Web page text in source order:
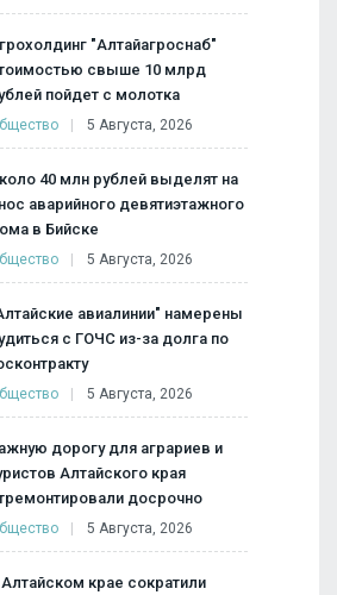
"Алтайагроснаб"
свыше 10 млрд
пойдет с молотка
5 Августа, 2026
40 млн рублей выделят на
аварийного девятиэтажного
в Бийске
5 Августа, 2026
авиалинии" намерены
с ГОЧС из-за долга по
5 Августа, 2026
дорогу для аграриев и
Алтайского края
досрочно
5 Августа, 2026
крае сократили